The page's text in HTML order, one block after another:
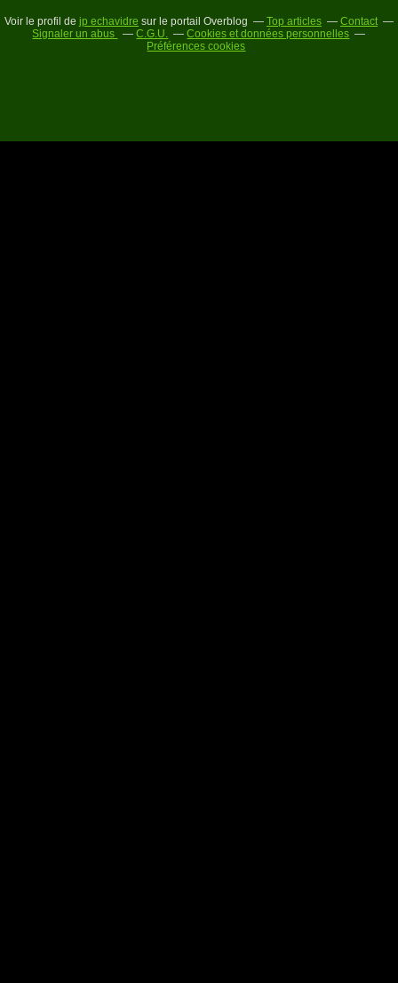
Voir le profil de jp echavidre sur le portail Overblog Top articles
Contact
Signaler un abus
C.G.U.
Cookies et données personnelles
Préférences cookies